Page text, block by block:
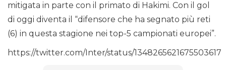
mitigata in parte con il primato di Hakimi. Con il gol
di oggi diventa il “difensore che ha segnato più reti
(6) in questa stagione nei top-5 campionati europei”.
https://twitter.com/Inter/status/1348265621675503617